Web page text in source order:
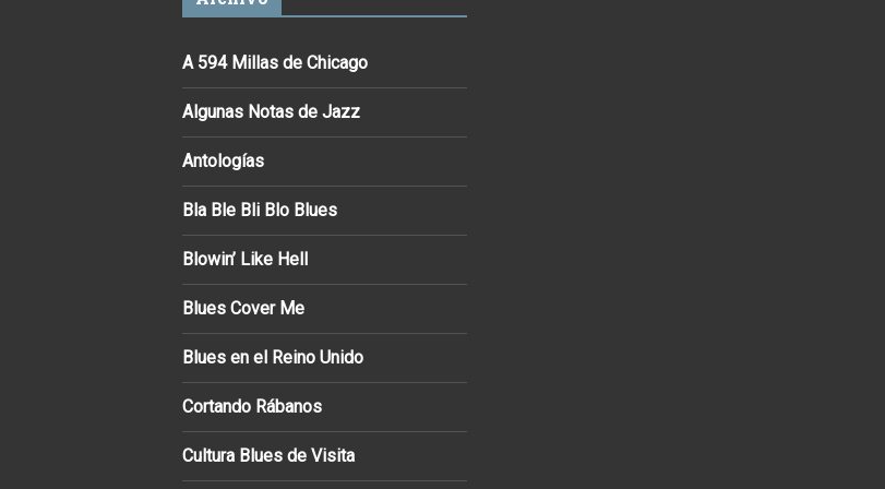
A 594 Millas de Chicago
Algunas Notas de Jazz
Antologías
Bla Ble Bli Blo Blues
Blowin’ Like Hell
Blues Cover Me
Blues en el Reino Unido
Cortando Rábanos
Cultura Blues de Visita